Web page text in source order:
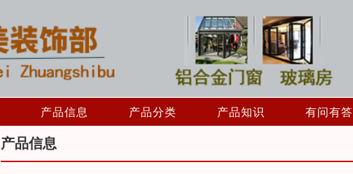
产品信息 产品分类 产品知识 有问有答
产品信息